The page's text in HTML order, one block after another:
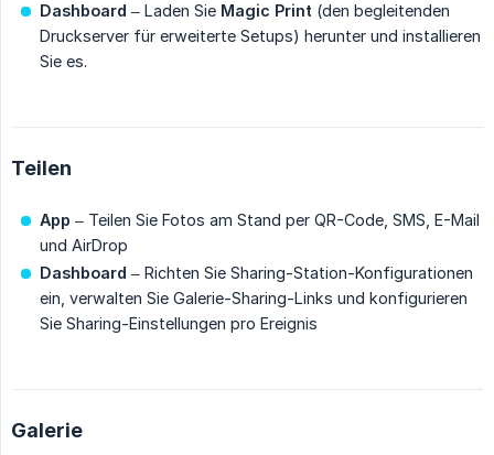
Dashboard – Laden Sie Magic Print (den begleitenden
Druckserver für erweiterte Setups) herunter und installieren
Sie es.
Teilen
App – Teilen Sie Fotos am Stand per QR-Code, SMS, E-Mail
und AirDrop
Dashboard – Richten Sie Sharing-Station-Konfigurationen
ein, verwalten Sie Galerie-Sharing-Links und konfigurieren
Sie Sharing-Einstellungen pro Ereignis
Galerie